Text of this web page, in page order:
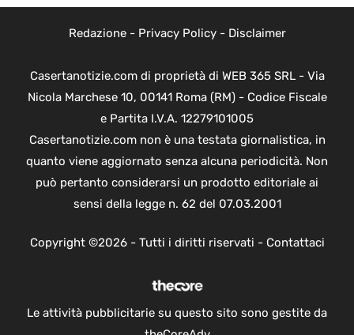
Redazione- Privacy Policy- Disclaimer
Casertanotizie.com di proprietà di WEB 365 SRL - Via
Nicola Marchese 10, 00141 Roma (RM) - Codice Fiscale
e Partita I.V.A. 12279101005
Casertanotizie.com non è una testata giornalistica, in
quanto viene aggiornato senza alcuna periodicità. Non
può pertanto considerarsi un prodotto editoriale ai
sensi della legge n. 62 del 07.03.2001
Copyright ©2026 - Tutti i diritti riservati - Contattaci
Le attività pubblicitarie su questo sito sono gestite da